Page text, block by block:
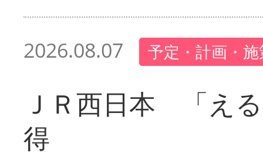
2026.08.07 予定・計画・
ＪＲ西日本 「え
得